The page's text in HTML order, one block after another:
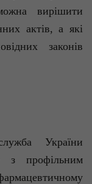
вирішити
актів, а які
законів
України
з профільним